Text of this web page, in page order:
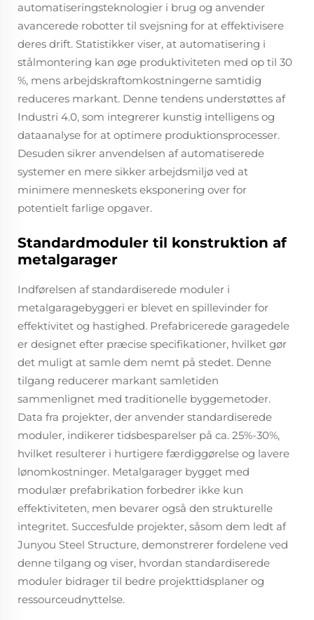
automatiseringsteknologier i brug og anvender
avancerede robotter til svejsning for at effektivisere
deres drift. Statistikker viser, at automatisering i
stålmontering kan øge produktiviteten med op til 30
%, mens arbejdskraftomkostningerne samtidig
reduceres markant. Denne tendens understøttes af
Industri 4.0, som integrerer kunstig intelligens og
dataanalyse for at optimere produktionsprocesser.
Desuden sikrer anvendelsen af automatiserede
systemer en mere sikker arbejdsmiljø ved at
minimere menneskets eksponering over for
potentielt farlige opgaver.
Standardmoduler til konstruktion af
metalgarager
Indførelsen af standardiserede moduler i
metalgaragebyggeri er blevet en spillevinder for
effektivitet og hastighed. Prefabricerede garagedele
er designet efter præcise specifikationer, hvilket gør
det muligt at samle dem nemt på stedet. Denne
tilgang reducerer markant samletiden
sammenlignet med traditionelle byggemetoder.
Data fra projekter, der anvender standardiserede
moduler, indikerer tidsbesparelser på ca. 25%-30%,
hvilket resulterer i hurtigere færdiggørelse og lavere
lønomkostninger. Metalgarager bygget med
modulær prefabrikation forbedrer ikke kun
effektiviteten, men bevarer også den strukturelle
integritet. Succesfulde projekter, såsom dem ledt af
Junyou Steel Structure, demonstrerer fordelene ved
denne tilgang og viser, hvordan standardiserede
moduler bidrager til bedre projekttidsplaner og
ressourceudnyttelse.